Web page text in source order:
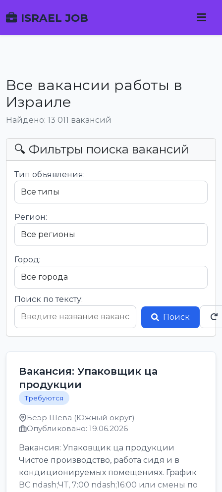
ISRAEL JOB
Все вакансии работы в
Израиле
Найдено: 13 011 вакансий
🔍 Фильтры поиска вакансий
Тип объявления:
Регион:
Город:
Поиск по тексту:
Поиск
Вакансия: Упаковщик ца
продукции
Требуются
Беэр Шева (Южный округ)
Опубликовано: 19.06.2026
Вакансия: Упаковщик ца продукции
Чистое производство, работа сидя и в
кондиционируемых помещениях. График
ВС ndash;ЧТ, 7:00 ndash;16:00 или смены по